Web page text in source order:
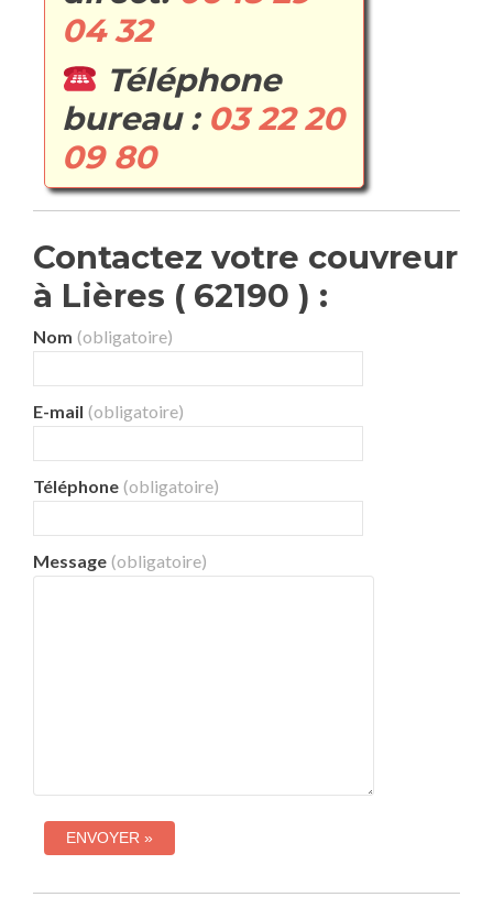
04 32
Téléphone
bureau : 03 22 20
09 80
Contactez votre couvreur
à Lières ( 62190 ) :
Nom (obligatoire)
E-mail (obligatoire)
Téléphone (obligatoire)
Message (obligatoire)